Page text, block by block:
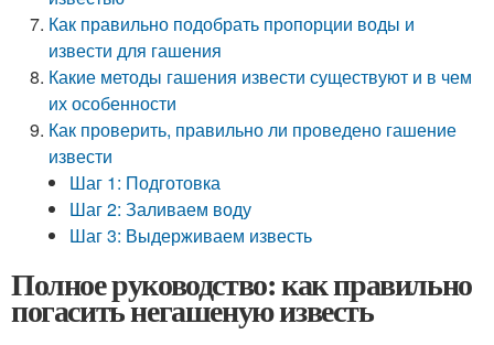
Как правильно подобрать пропорции воды и
извести для гашения
Какие методы гашения извести существуют и в чем
их особенности
Как проверить, правильно ли проведено гашение
извести
Шаг 1: Подготовка
Шаг 2: Заливаем воду
Шаг 3: Выдерживаем известь
Полное руководство: как правильно
погасить негашеную известь